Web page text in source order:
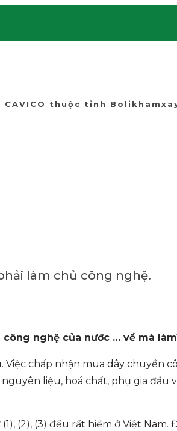
thuộc tỉnh
làm chủ công nghệ.
nghệ của nước … về mà
chấp nhận mua dây chuyền
nguyên liệu, hoá chất, phụ gia
(2), (3) đều rất hiếm ở Việt Nam.